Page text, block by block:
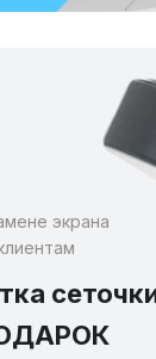
экрана